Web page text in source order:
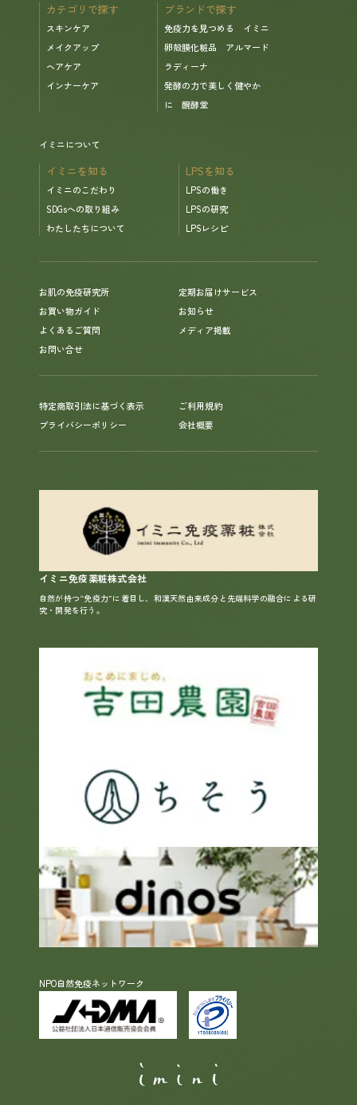
カテゴリで探す
スキンケア
メイクアップ
ヘアケア
インナーケア
ブランドで探す
免疫力を見つめる イミニ
卵殻膜化粧品 アルマード
ラディーナ
発酵の力で美しく健やか
に 醗酵堂
イミニについて
イミニを知る
イミニのこだわり
SDGsへの取り組み
わたしたちについて
LPSを知る
LPSの働き
LPSの研究
LPSレシピ
お肌の免疫研究所
定期お届けサービス
お買い物ガイド
お知らせ
よくあるご質問
メディア掲載
お問い合せ
特定商取引法に基づく表示
プライバシーポリシー
ご利用規約
会社概要
イミニ免疫薬粧株式会社
自然が持つ“免疫力”に着目し、和漢天然由来成分と先端科学の融合による研
究・開発を行う。
NPO自然免疫ネットワーク